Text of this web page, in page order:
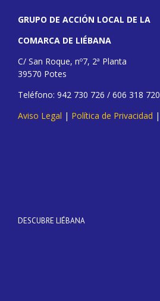
GRUPO DE ACCIÓN LOCAL DE LA
COMARCA DE LIÉBANA
C/ San Roque, nº7, 2ª Planta
39570 Potes
Teléfono: 942 730 726 / 606 318 720
Aviso Legal | Política de Privacidad |
DESCUBRE LIÉBANA